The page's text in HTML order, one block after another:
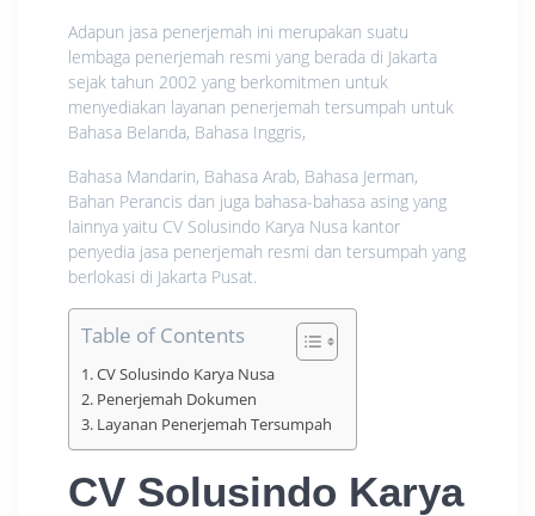
Adapun jasa penerjemah ini merupakan suatu
lembaga penerjemah resmi yang berada di Jakarta
sejak tahun 2002 yang berkomitmen untuk
menyediakan layanan penerjemah tersumpah untuk
Bahasa Belanda, Bahasa Inggris,
Bahasa Mandarin, Bahasa Arab, Bahasa Jerman,
Bahan Perancis dan juga bahasa-bahasa asing yang
lainnya yaitu CV Solusindo Karya Nusa kantor
penyedia jasa penerjemah resmi dan tersumpah yang
berlokasi di Jakarta Pusat.
Table of Contents
CV Solusindo Karya Nusa
Penerjemah Dokumen
Layanan Penerjemah Tersumpah
CV Solusindo Karya